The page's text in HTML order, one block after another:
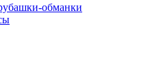
обманки